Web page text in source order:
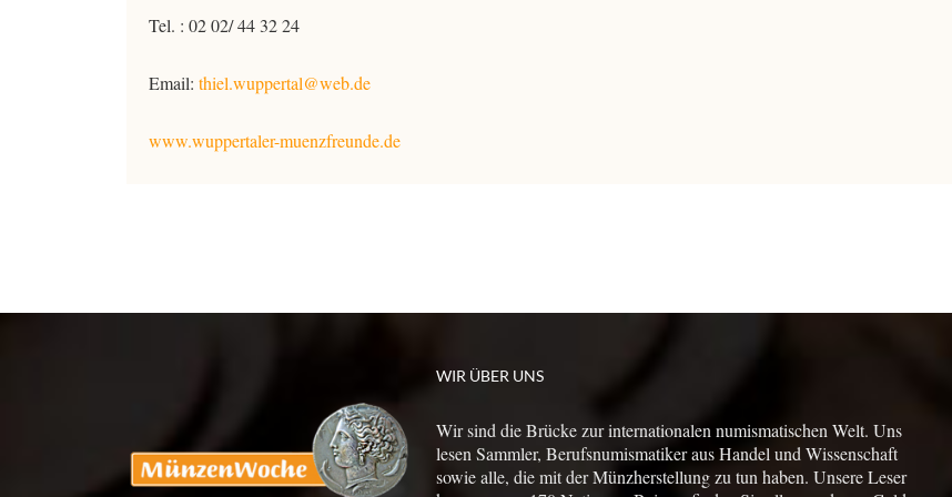
Tel. : 02 02/ 44 32 24
Email: thiel.wuppertal@web.de
www.wuppertaler-muenzfreunde.de
WIR ÜBER UNS
Wir sind die Brücke zur internationalen numismatischen Welt. Uns
lesen Sammler, Berufsnumismatiker aus Handel und Wissenschaft
sowie alle, die mit der Münzherstellung zu tun haben. Unsere Leser